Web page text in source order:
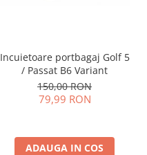
Incuietoare portbagaj Golf 5
/ Passat B6 Variant
150,00 RON
79,99 RON
ADAUGA IN COS